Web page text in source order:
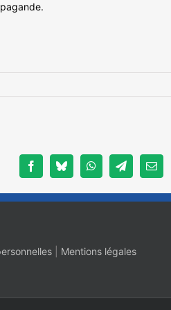
FacebookBlueskyWhatsAppTelegramEmail
Mentions légales